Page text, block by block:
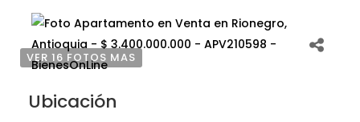
VER 16 FOTOS MAS
Ubicación